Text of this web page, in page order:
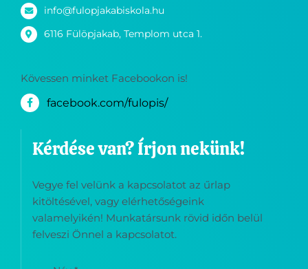
info@fulopjakabiskola.hu
6116 Fülöpjakab, Templom utca 1.
Kövessen minket Facebookon is!
facebook.com/fulopis/
Kérdése van? Írjon nekünk!
Vegye fel velünk a kapcsolatot az űrlap
kitöltésével, vagy elérhetőségeink
valamelyikén! Munkatársunk rövid időn belül
felveszi Önnel a kapcsolatot.